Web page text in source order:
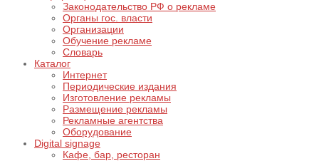
Законодательство РФ о рекламе
Органы гос. власти
Организации
Обучение рекламе
Словарь
Каталог
Интернет
Периодические издания
Изготовление рекламы
Размещение рекламы
Рекламные агентства
Оборудование
Digital signage
Кафе, бар, ресторан